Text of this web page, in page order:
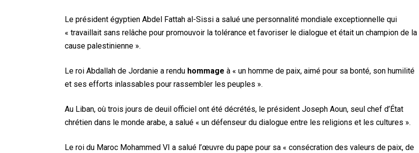
Le président égyptien Abdel Fattah al-Sissi a salué une personnalité mondiale exceptionnelle qui
« travaillait sans relâche pour promouvoir la tolérance et favoriser le dialogue et était un champion de la
cause palestinienne ».
Le roi Abdallah de Jordanie a rendu hommage à « un homme de paix, aimé pour sa bonté, son humilité
et ses efforts inlassables pour rassembler les peuples ».
Au Liban, où trois jours de deuil officiel ont été décrétés, le président Joseph Aoun, seul chef d’État
chrétien dans le monde arabe, a salué « un défenseur du dialogue entre les religions et les cultures ».
Le roi du Maroc Mohammed VI a salué l’œuvre du pape pour sa « consécration des valeurs de paix, de